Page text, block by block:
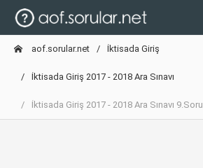
aof.sorular.net İktisada Giriş
İktisada Giriş 2017 - 2018 Ara Sınavı
İktisada Giriş 2017 - 2018 Ara Sınavı 9.Soru